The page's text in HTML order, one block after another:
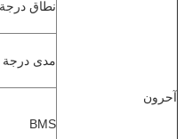
آحرون
نطاق درجة
مدى درجة
BMS